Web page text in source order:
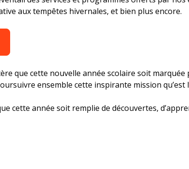
aux tempêtes hivernales, et bien plus encore.
que cette nouvelle année scolaire soit marquée
ensemble cette inspirante mission qu’est
cette année soit remplie de découvertes,